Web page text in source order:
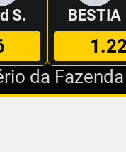
S. BESTIA
da